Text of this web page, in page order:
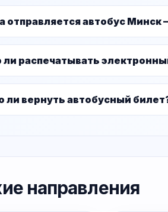
отправляется автобус Минск
распечатывать
вернуть автобусный
направления